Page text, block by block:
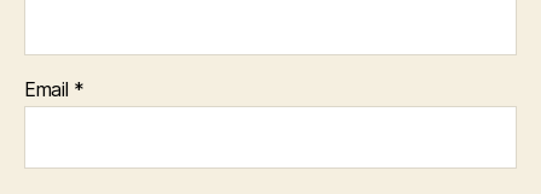
Email *